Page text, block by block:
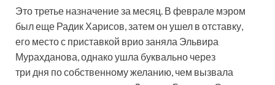
Это третье назначение за месяц. В феврале мэром
был еще Радик Харисов, затем он ушел в отставку,
его место с приставкой врио заняла Эльвира
Мурахданова, однако ушла буквально через
три дня по собственному желанию, чем вызвала